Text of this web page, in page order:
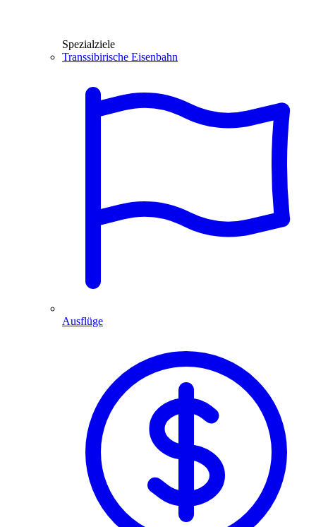
Spezialziele
Transsibirische Eisenbahn
Ausflüge